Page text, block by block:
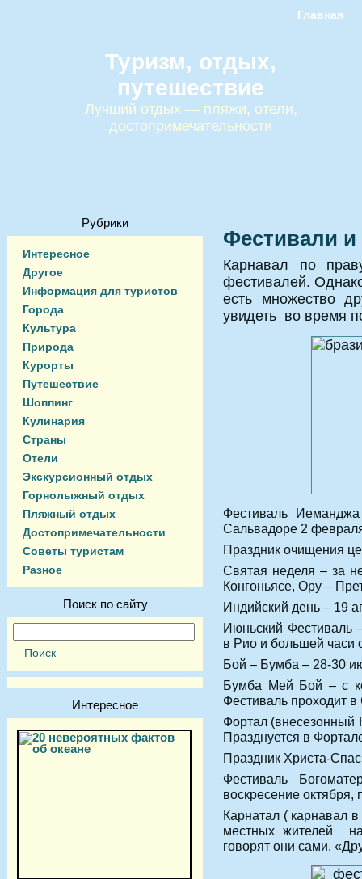
Главная
Туризм, отдых,
путешествие
Лучший отдых — пляжи, отели,
достопримечательности
Рубрики
Интересное
Другое
Информация для туристов
Города
Культура
Природа
Курорты
Путешествие
Шоппинг
Кулинария
Страны
Отели
Экскурсионный отдых
Горнолыжный отдых
Пляжный отдых
Достопримечательности
Советы туристам
Разное
Поиск по сайту
Интересное
Фестивали
Карнавал по
фестивалей.
есть множество
увидеть во время
Фестиваль
Сальвадоре 2
Праздник очищения
Святая неделя – за
Конгоньясе, Ору –
Индийский день – 19
Июньский Фестиваль
в Рио и большей часи
Бой – Бумба – 28-30
Бумба Мей Бой – с
Фестиваль проходит
Фортал
Празднуется в
Праздник Христа-
Фестиваль
воскресение октября,
Карнатал ( карнавал
местных жителей
говорят они сами,